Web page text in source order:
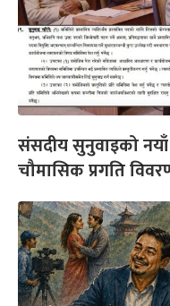
संसदीय सुनुवाइको नयाँ
चौमासिक प्रगति